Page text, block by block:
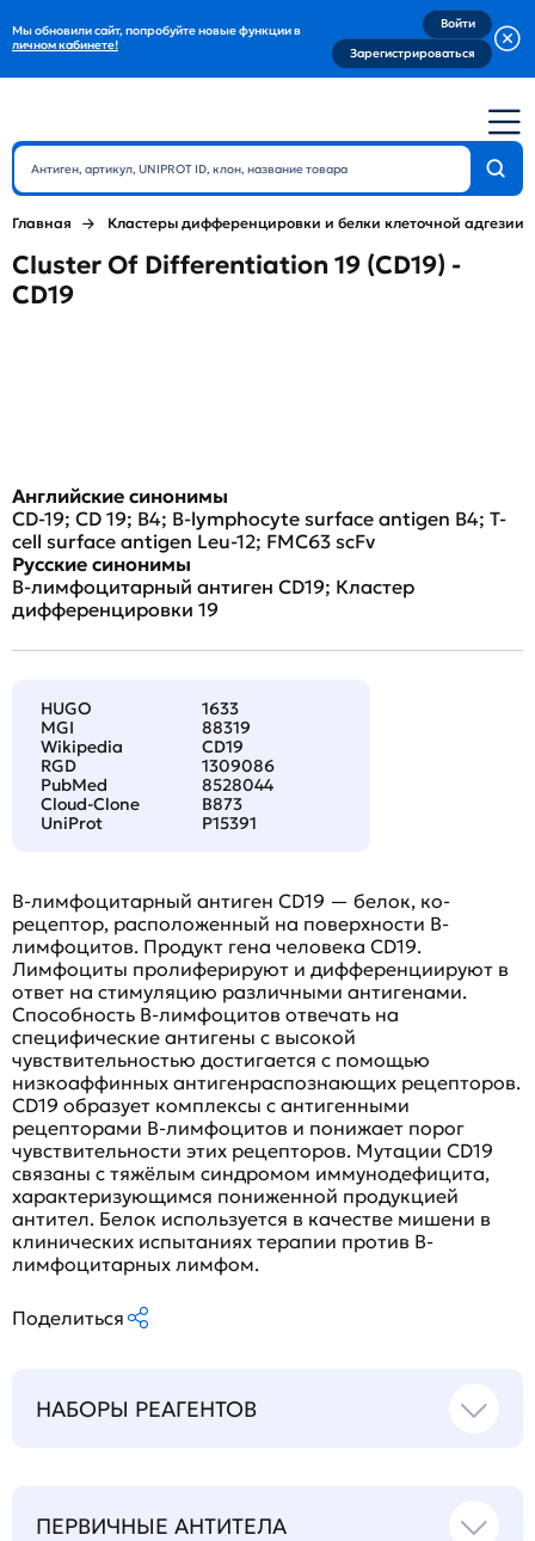
Мы обновили сайт, попробуйте новые функции в
личном кабинете!
Войти
Зарегистрироваться
Главная Кластеры дифференцировки и белки клеточной адгезии
Cluster Of Differentiation 19 (CD19) -
CD19
Английские синонимы
CD-19; CD 19; B4; B-lymphocyte surface antigen B4; T-
cell surface antigen Leu-12; FMC63 scFv
Русские синонимы
B-лимфоцитарный антиген CD19; Кластер
дифференцировки 19
HUGO
1633
MGI
88319
Wikipedia
CD19
RGD
1309086
PubMed
8528044
Cloud-Clone
B873
UniProt
P15391
B-лимфоцитарный антиген CD19 — белок, ко-
рецептор, расположенный на поверхности B-
лимфоцитов. Продукт гена человека CD19.
Лимфоциты пролиферируют и дифференциируют в
ответ на стимуляцию различными антигенами.
Способность B-лимфоцитов отвечать на
специфические антигены с высокой
чувствительностью достигается с помощью
низкоаффинных антигенраспознающих рецепторов.
CD19 образует комплексы с антигенными
рецепторами B-лимфоцитов и понижает порог
чувствительности этих рецепторов. Мутации CD19
связаны с тяжёлым синдромом иммунодефицита,
характеризующимся пониженной продукцией
антител. Белок используется в качестве мишени в
клинических испытаниях терапии против B-
лимфоцитарных лимфом.
Поделиться
НАБОРЫ РЕАГЕНТОВ
ПЕРВИЧНЫЕ АНТИТЕЛА